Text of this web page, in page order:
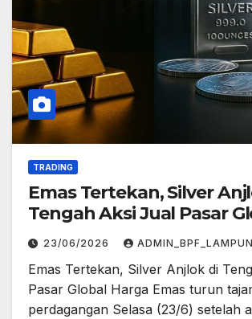
TRADING
Emas Tertekan, Silver
Tengah Aksi Jual Pasar
23/06/2026
Emas Tertekan, Silver Anjlok di
Pasar Global Harga Emas turun
perdagangan Selasa (23/6) setelah